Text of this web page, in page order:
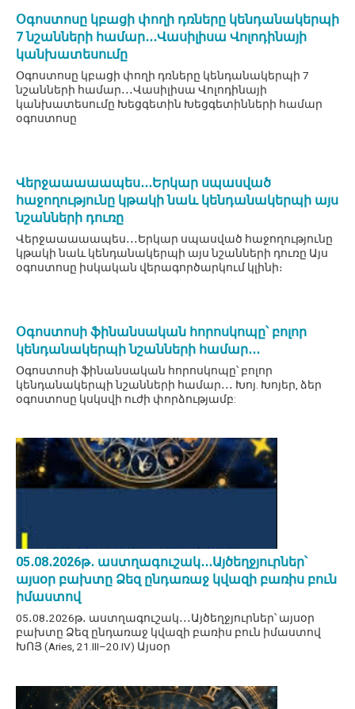
Օգոստոսը կբացի փողի դռները կենդանակերպի
7 նշանների համար․․․Վասիլիսա Վոլոդինայի
կանխատեսումը
Օգոստոսը կբացի փողի դռները կենդանակերպի 7
նշանների համար․․․Վասիլիսա Վոլոդինայի
կանխատեսումը Խեցգետին Խեցգետինների համար
օգոստոսը
Վերջաաաաապես․․․Երկար սպասված
հաջողությունը կթակի նաև կենդանակերպի այս
նշանների դուռը
Վերջաաաաապես․․․Երկար սպասված հաջողությունը
կթակի նաև կենդանակերպի այս նշանների դուռը Այս
օգոստոսը իսկական վերագործարկում կլինի։
Օգոստոսի ֆինանսական հորոսկոպը՝ բոլոր
կենդանակերպի նշանների համար․․․
Օգոստոսի ֆինանսական հորոսկոպը՝ բոլոր
կենդանակերպի նշանների համար․․․ Խոյ. Խոյեր, ձեր
օգոստոսը կսկսվի ուժի փորձությամբ:
05․08․2026թ․ աստղագուշակ․․․Այծեղջյուրներ՝
այսօր բախտը Ձեզ ընդառաջ կվազի բառիս բուն
իմաստով
05․08․2026թ․ աստղագուշակ․․․Այծեղջյուրներ՝ այսօր
բախտը Ձեզ ընդառաջ կվազի բառիս բուն իմաստով
ԽՈՅ (Aries, 21.III–20.IV) Այսօր